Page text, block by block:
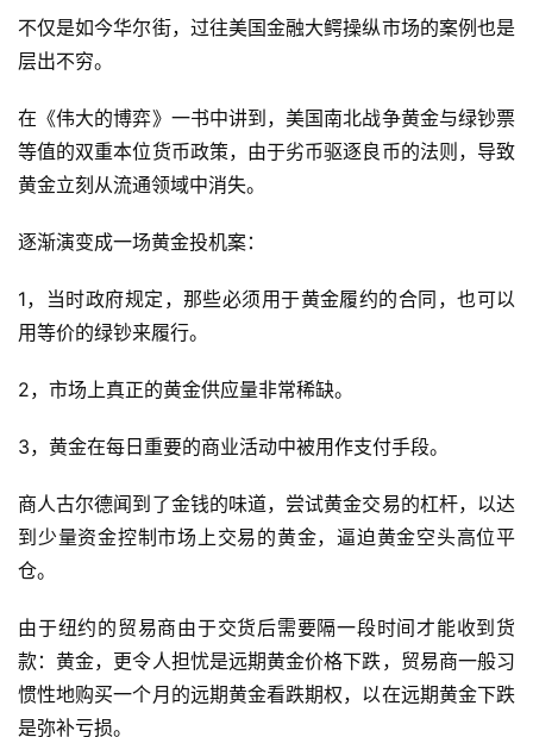
不仅是如今华尔街，过往美国金融大鳄操纵市场的案例也是
层出不穷。
在《伟大的博弈》一书中讲到，美国南北战争黄金与绿钞票
等值的双重本位货币政策，由于劣币驱逐良币的法则，导致
黄金立刻从流通领域中消失。
逐渐演变成一场黄金投机案：
1，当时政府规定，那些必须用于黄金履约的合同，也可以
用等价的绿钞来履行。
2，市场上真正的黄金供应量非常稀缺。
3，黄金在每日重要的商业活动中被用作支付手段。
商人古尔德闻到了金钱的味道，尝试黄金交易的杠杆，以达
到少量资金控制市场上交易的黄金，逼迫黄金空头高位平
仓。
由于纽约的贸易商由于交货后需要隔一段时间才能收到货
款：黄金，更令人担忧是远期黄金价格下跌，贸易商一般习
惯性地购买一个月的远期黄金看跌期权，以在远期黄金下跌
是弥补亏损。